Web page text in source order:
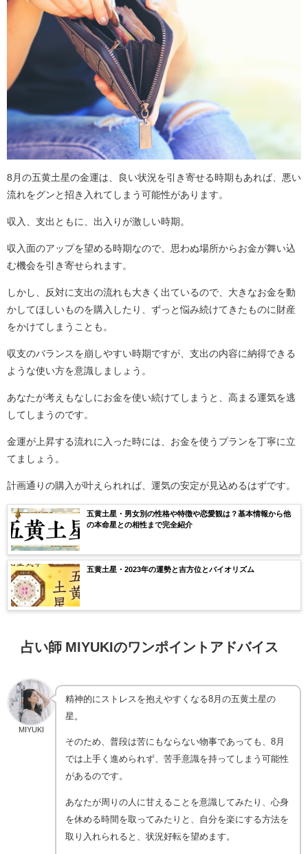
8月の五黄土星の金運は、良い状況を引き寄せる時期もあれば、悪い
流れをグンと招き入れてしまう可能性があります。
収入、支出ともに、出入りが激しい時期。
収入面のアップを望める時期なので、思わぬ場所からお金が舞い込
む機会を引き寄せられます。
しかし、反対に支出の流れも大きく出ているので、大きなお金を動
かしてほしいものを購入したり、ずっと悩み続けてきたものに財産
をかけてしまうことも。
収支のバランスを崩しやすい時期ですが、支出の内容に納得できる
ような使い方を意識しましょう。
あなたが考えもなしにお金を使い続けてしまうと、高まる運気を逃
してしまうのです。
金運が上昇する流れに入った時には、お金を使うプランを丁寧に立
てましょう。
計画通りの購入が叶えられれば、運気の安定が見込めるはずです。
五黄土星・男女別の性格や特徴や恋愛観は？基本情報から他
の本命星との相性まで完全紹介
五黄土星・2023年の運勢と吉方位とバイオリズム
占い師 MIYUKIのワンポイントアドバイス
MIYUKI
精神的にストレスを抱えやすくなる8月の五黄土星の
星。
そのため、普段は苦にもならない物事であっても、8月
では上手く進められず、苦手意識を持ってしまう可能性
があるのです。
あなたが周りの人に甘えることを意識してみたり、心身
を休める時間を取ってみたりと、自分を楽にする方法を
取り入れられると、状況好転を望めます。